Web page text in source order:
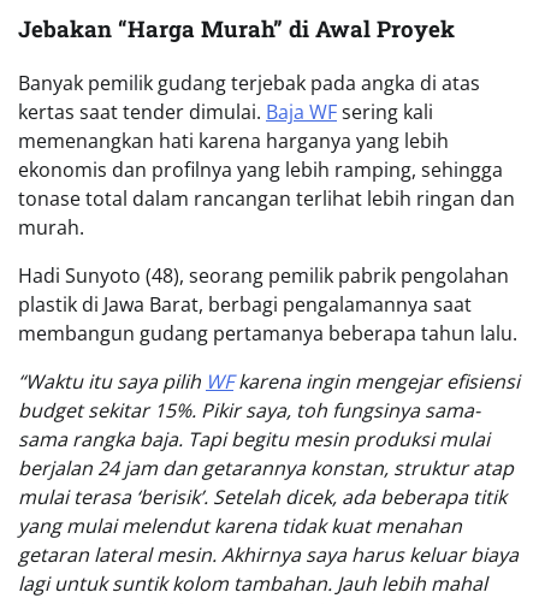
Jebakan “Harga Murah” di Awal Proyek
Banyak pemilik gudang terjebak pada angka di atas
kertas saat tender dimulai. Baja WFsering kali
memenangkan hati karena harganya yang lebih
ekonomis dan profilnya yang lebih ramping, sehingga
tonase total dalam rancangan terlihat lebih ringan dan
murah.
Hadi Sunyoto (48), seorang pemilik pabrik pengolahan
plastik di Jawa Barat, berbagi pengalamannya saat
membangun gudang pertamanya beberapa tahun lalu.
“Waktu itu saya pilih WFkarena ingin mengejar efisiensi
budget sekitar 15%. Pikir saya, toh fungsinya sama-
sama rangka baja. Tapi begitu mesin produksi mulai
berjalan 24 jam dan getarannya konstan, struktur atap
mulai terasa ‘berisik’. Setelah dicek, ada beberapa titik
yang mulai melendut karena tidak kuat menahan
getaran lateral mesin. Akhirnya saya harus keluar biaya
lagi untuk suntik kolom tambahan. Jauh lebih mahal